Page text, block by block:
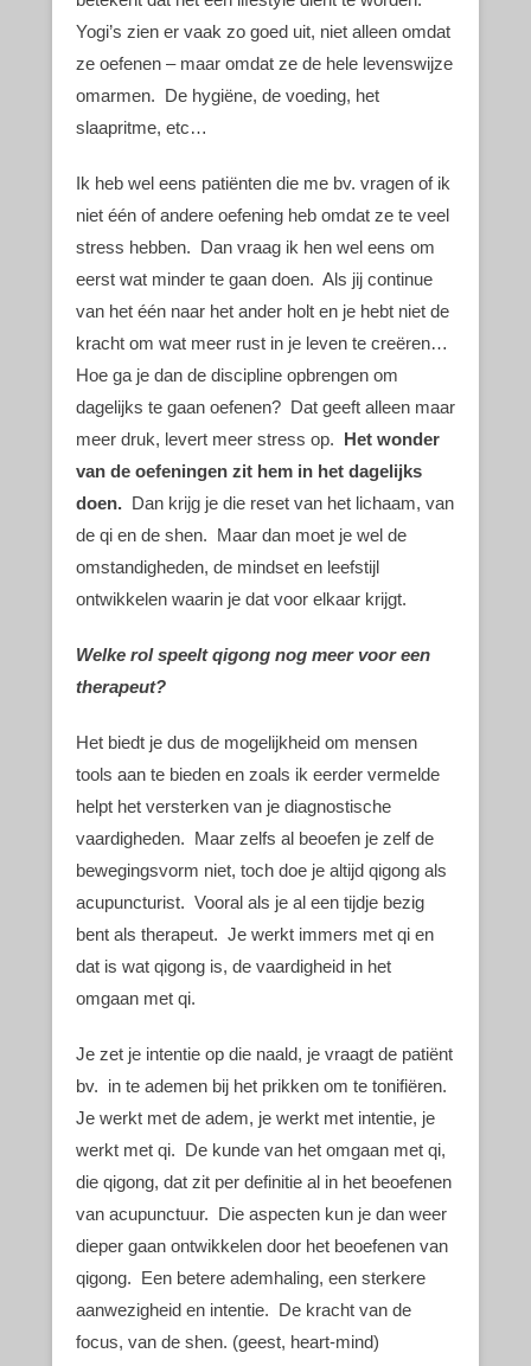
Yogi’s zien er vaak zo goed uit, niet alleen omdat
ze oefenen – maar omdat ze de hele levenswijze
omarmen. De hygiëne, de voeding, het
slaapritme, etc…
Ik heb wel eens patiënten die me bv. vragen of ik
niet één of andere oefening heb omdat ze te veel
stress hebben. Dan vraag ik hen wel eens om
eerst wat minder te gaan doen. Als jij continue
van het één naar het ander holt en je hebt niet de
kracht om wat meer rust in je leven te creëren…
Hoe ga je dan de discipline opbrengen om
dagelijks te gaan oefenen? Dat geeft alleen maar
meer druk, levert meer stress op. Het wonder
van de oefeningen zit hem in het dagelijks
doen. Dan krijg je die reset van het lichaam, van
de qi en de shen. Maar dan moet je wel de
omstandigheden, de mindset en leefstijl
ontwikkelen waarin je dat voor elkaar krijgt.
Welke rol speelt qigong nog meer voor een
therapeut?
Het biedt je dus de mogelijkheid om mensen
tools aan te bieden en zoals ik eerder vermelde
helpt het versterken van je diagnostische
vaardigheden. Maar zelfs al beoefen je zelf de
bewegingsvorm niet, toch doe je altijd qigong als
acupuncturist. Vooral als je al een tijdje bezig
bent als therapeut. Je werkt immers met qi en
dat is wat qigong is, de vaardigheid in het
omgaan met qi.
Je zet je intentie op die naald, je vraagt de patiënt
bv. in te ademen bij het prikken om te tonifiëren.
Je werkt met de adem, je werkt met intentie, je
werkt met qi. De kunde van het omgaan met qi,
die qigong, dat zit per definitie al in het beoefenen
van acupunctuur. Die aspecten kun je dan weer
dieper gaan ontwikkelen door het beoefenen van
qigong. Een betere ademhaling, een sterkere
aanwezigheid en intentie. De kracht van de
focus, van de shen. (geest, heart-mind)